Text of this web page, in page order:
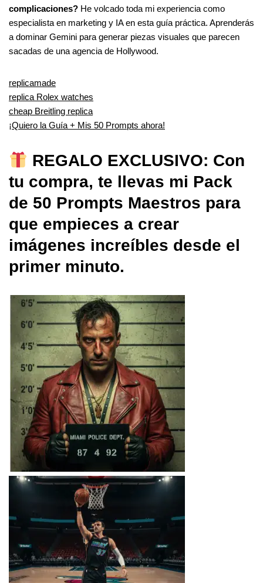
complicaciones? He volcado toda mi experiencia como
especialista en marketing y IA en esta guía práctica. Aprenderás
a dominar Gemini para generar piezas visuales que parecen
sacadas de una agencia de Hollywood.
replicamade
replica Rolex watches
cheap Breitling replica
¡Quiero la Guía + Mis 50 Prompts ahora!
REGALO EXCLUSIVO: Con
tu compra, te llevas mi Pack
de 50 Prompts Maestros para
que empieces a crear
imágenes increíbles desde el
primer minuto.